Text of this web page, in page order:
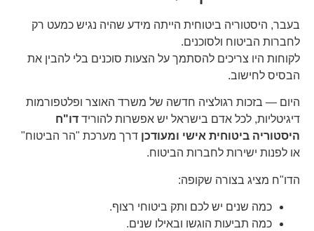
בעבר, היסטוריה ביטוחית הייתה מידע שהיה נגיש כמעט רק
לחברות הביטוח ולסוכנים.
לקוחות היו צריכים להסתמך על הצעות סוכנים בלי להבין את
הבסיס לחישוב.
היום — בזכות רגולציה חדשה של משרד האוצר ופלטפורמות
דיגיטליות, לכל אדם בישראל יש אפשרות להוריד דו"ח
היסטוריה ביטוחית אישי ומעודכןדרך מערכת "הר הביטוח"
או לפנות ישירות לחברות הביטוח.
הדו"ח מציג בצורה שקופה:
כמה שנים יש לכם ותק ביטוחי רצוף.
כמה תביעות הוגשו ובאילו שנים.